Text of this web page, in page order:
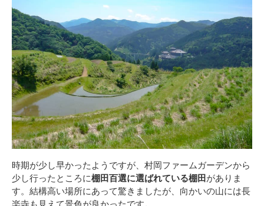
時期が少し早かったようですが、村岡ファームガーデンから
少し行ったところに棚田百選に選ばれている棚田がありま
す。結構高い場所にあって驚きましたが、向かいの山には長
楽寺も見えて景色が良かったです。